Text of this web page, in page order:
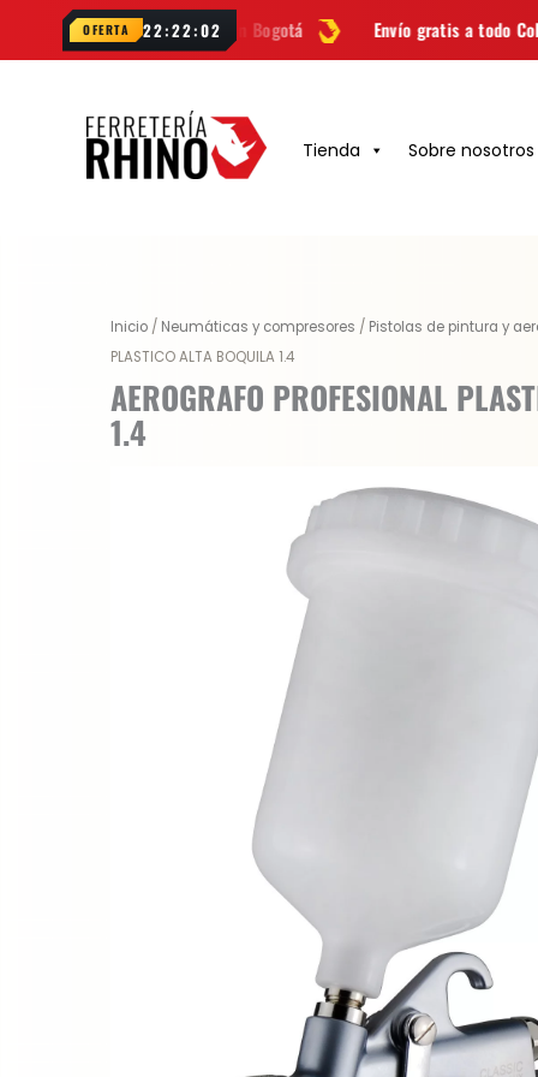
OFERTA 22:22:01
en Bogotá Envío gratis a todo Colombia desde
Tienda Sobre nosotros
Inicio / Neumáticas y compresores / Pistolas de pintura y
PLASTICO ALTA BOQUILA 1.4
AEROGRAFO PROFESIONAL
1.4
Original
price
was:
$ 599.800.
Current
price
is:
$ 479.840.